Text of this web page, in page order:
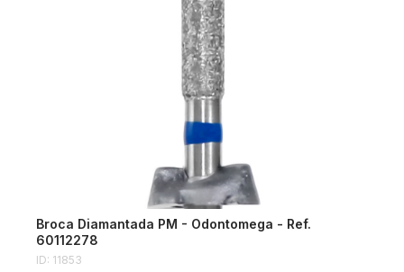
Broca Diamantada PM - Odontomega - Ref.
60112278
ID: 11853